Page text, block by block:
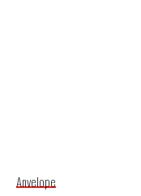
Anvelope